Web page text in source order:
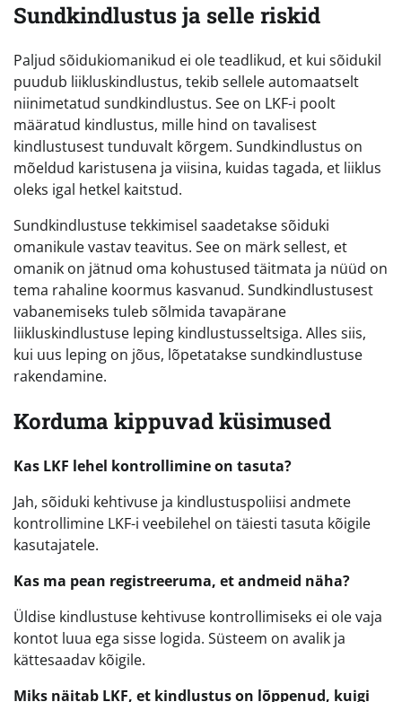
Sundkindlustus ja selle riskid
Paljud sõidukiomanikud ei ole teadlikud, et kui sõidukil
puudub liikluskindlustus, tekib sellele automaatselt
niinimetatud sundkindlustus. See on LKF-i poolt
määratud kindlustus, mille hind on tavalisest
kindlustusest tunduvalt kõrgem. Sundkindlustus on
mõeldud karistusena ja viisina, kuidas tagada, et liiklus
oleks igal hetkel kaitstud.
Sundkindlustuse tekkimisel saadetakse sõiduki
omanikule vastav teavitus. See on märk sellest, et
omanik on jätnud oma kohustused täitmata ja nüüd on
tema rahaline koormus kasvanud. Sundkindlustusest
vabanemiseks tuleb sõlmida tavapärane
liikluskindlustuse leping kindlustusseltsiga. Alles siis,
kui uus leping on jõus, lõpetatakse sundkindlustuse
rakendamine.
Korduma kippuvad küsimused
Kas LKF lehel kontrollimine on tasuta?
Jah, sõiduki kehtivuse ja kindlustuspoliisi andmete
kontrollimine LKF-i veebilehel on täiesti tasuta kõigile
kasutajatele.
Kas ma pean registreeruma, et andmeid näha?
Üldise kindlustuse kehtivuse kontrollimiseks ei ole vaja
kontot luua ega sisse logida. Süsteem on avalik ja
kättesaadav kõigile.
Miks näitab LKF, et kindlustus on lõppenud, kuigi